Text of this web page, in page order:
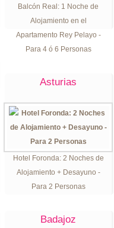
Balcón Real: 1 Noche de
Alojamiento en el
Apartamento Rey Pelayo -
Para 4 ó 6 Personas
Asturias
Hotel Foronda: 2 Noches de
Alojamiento + Desayuno -
Para 2 Personas
Badajoz